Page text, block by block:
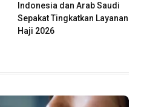
Indonesia dan Arab Saudi
Sepakat Tingkatkan Layanan
Haji 2026